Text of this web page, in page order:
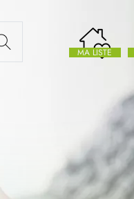
MA LISTE